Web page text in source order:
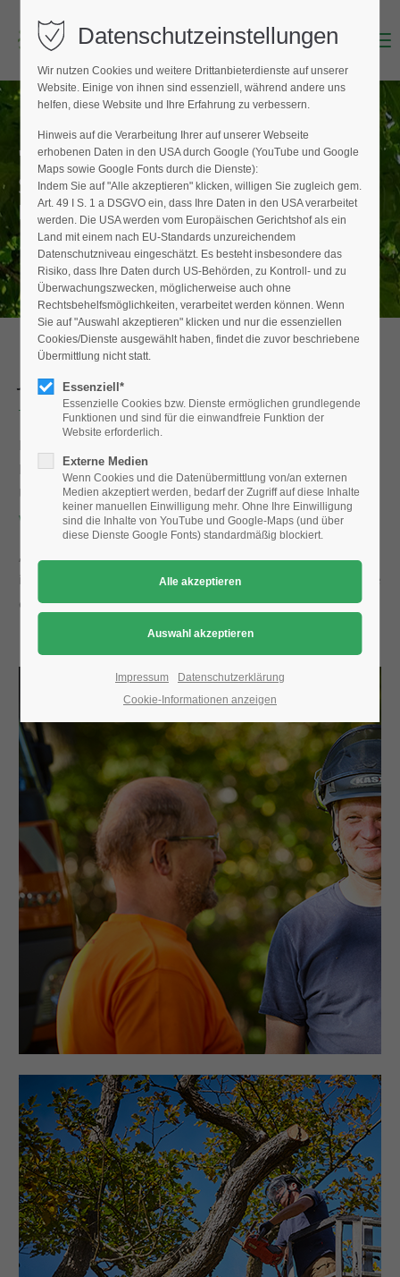
Login
Benutzername (E-Mailadresse)
Passwort
Anmelden
Register|Lost your password?
Support
24h/ 365days
We offer support for our customers
Mon - Fri 8:00am - 5:00pm(GMT +1)
Get in touch
376-293 City Road, Suite 600
San Francisco, CA 94102
Have any questions?
+44 1234 567 890
Drop us a line
info@yourdomain.com
About us
Lorem ipsum dolor sit amet, consectetuer adipiscing
elit.
Aenean commodo ligula eget dolor. Aenean massa.
Cum sociis natoque penatibus et magnis dis
parturient montes, nascetur ridiculus mus. Donec
quam felis, ultricies nec.
Menu
"EINE STARKE GEMEINSCHAFT"
STELLT SICH VOR ...
Fachverband Baumpflege e.V.
Jörg Cremer
Fachagrarwirt für Baumpflege & Baumsanierung
Baumpflegebetrieb in St. Augustin – ein leistungsfähiges
Unternehmen mit motivierten Mitarbeitern
www.Baumpflege-Rhein-Ruhr.de
„Bäume brauchen unsere Lobbyarbeit – bei den Kunden,
in den Gemeinden und der Fachwelt. Setzt Euch für Bäume
ein – kompetent und entschieden.“
Datenschutzeinstellungen
Wir nutzen Cookies und weitere Drittanbieterdienste auf unserer
Website. Einige von ihnen sind essenziell, während andere uns
helfen, diese Website und Ihre Erfahrung zu verbessern.
Hinweis auf die Verarbeitung Ihrer auf unserer Webseite
erhobenen Daten in den USA durch Google (YouTube und Google
Maps sowie Google Fonts durch die Dienste):
Indem Sie auf "Alle akzeptieren" klicken, willigen Sie zugleich gem.
Art. 49 I S. 1 a DSGVO ein, dass Ihre Daten in den USA verarbeitet
werden. Die USA werden vom Europäischen Gerichtshof als ein
Land mit einem nach EU-Standards unzureichendem
Datenschutzniveau eingeschätzt. Es besteht insbesondere das
Risiko, dass Ihre Daten durch US-Behörden, zu Kontroll- und zu
Überwachungszwecken, möglicherweise auch ohne
Rechtsbehelfsmöglichkeiten, verarbeitet werden können. Wenn
Sie auf "Auswahl akzeptieren" klicken und nur die essenziellen
Cookies/Dienste ausgewählt haben, findet die zuvor beschriebene
Übermittlung nicht statt.
Essenziell*
Essenzielle Cookies bzw. Dienste ermöglichen grundlegende
Funktionen und sind für die einwandfreie Funktion der
Website erforderlich.
Externe Medien
Wenn Cookies und die Datenübermittlung von/an externen
Medien akzeptiert werden, bedarf der Zugriff auf diese Inhalte
keiner manuellen Einwilligung mehr. Ohne Ihre Einwilligung
sind die Inhalte von YouTube und Google-Maps (und über
diese Dienste Google Fonts) standardmäßig blockiert.
Impressum
Datenschutzerklärung
Cookie-Informationen anzeigen